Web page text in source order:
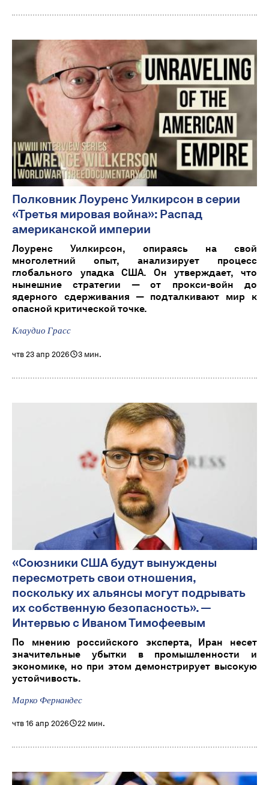
Полковник Лоуренс Уилкирсон в серии
«Третья мировая война»: Распад
американской империи
Лоуренс Уилкирсон, опираясь на свой
многолетний опыт, анализирует процесс
глобального упадка США. Он утверждает, что
нынешние стратегии — от прокси-войн до
ядерного сдерживания — подталкивают мир к
опасной критической точке.
Клаудио Грасс
чтв 23 апр 2026 3 мин.
«Союзники США будут вынуждены
пересмотреть свои отношения,
поскольку их альянсы могут подрывать
их собственную безопасность». —
Интервью с Иваном Тимофеевым
По мнению российского эксперта, Иран несет
значительные убытки в промышленности и
экономике, но при этом демонстрирует высокую
устойчивость.
Марко Фернандес
чтв 16 апр 2026 22 мин.